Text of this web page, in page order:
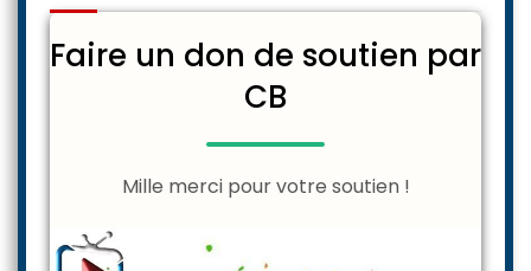
Faire un don de soutien par
CB
Mille merci pour votre soutien !